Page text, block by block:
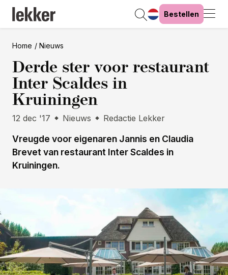
Bestellen
Home Nieuws
Derde ster voor restaurant
Inter Scaldes in
Kruiningen
12 dec '17 Nieuws Redactie Lekker
Vreugde voor eigenaren Jannis en Claudia
Brevet van restaurant Inter Scaldes in
Kruiningen.